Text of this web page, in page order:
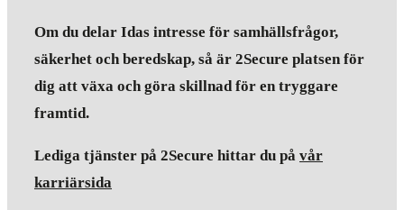
Om du delar Idas intresse för samhällsfrågor,
säkerhet och beredskap, så är 2Secure platsen för
dig att växa och göra skillnad för en tryggare
framtid.
Lediga tjänster på 2Secure hittar du på vår
karriärsida